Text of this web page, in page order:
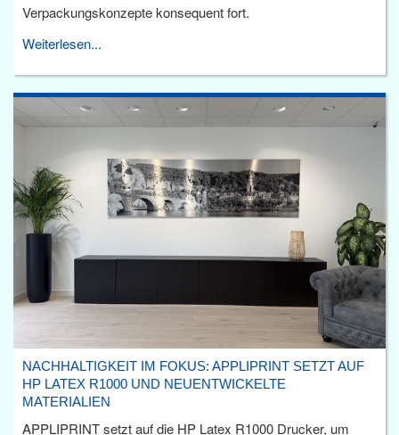
Verpackungskonzepte konsequent fort.
Weiterlesen...
NACHHALTIGKEIT IM FOKUS: APPLIPRINT SETZT AUF
HP LATEX R1000 UND NEUENTWICKELTE
MATERIALIEN
APPLIPRINT setzt auf die HP Latex R1000 Drucker, um